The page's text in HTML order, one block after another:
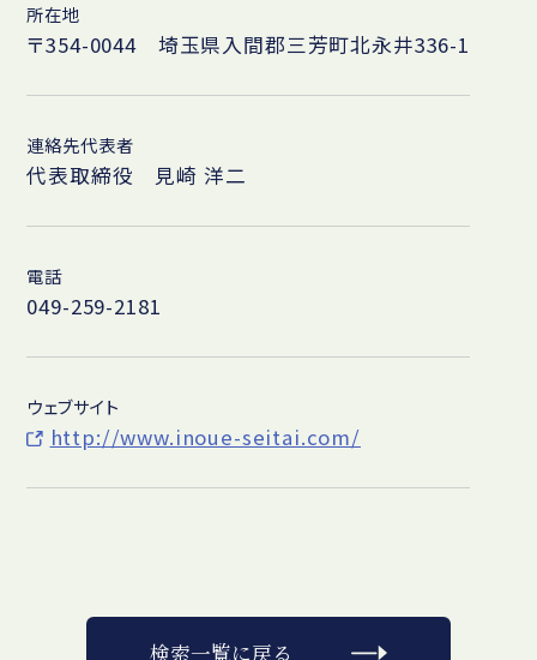
所在地
〒354-0044 埼玉県入間郡三芳町北永井336-1
連絡先代表者
代表取締役 見崎 洋二
電話
049-259-2181
ウェブサイト
http://www.inoue-seitai.com/
検索一覧に戻る